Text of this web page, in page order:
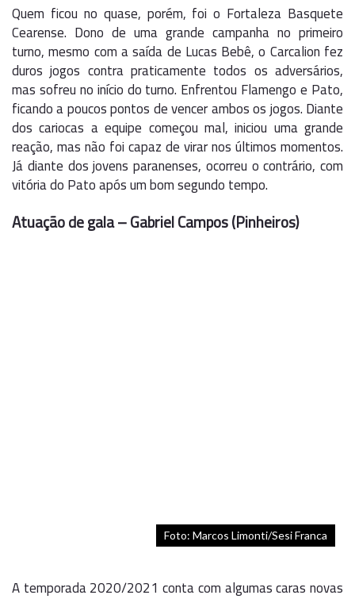
Quem ficou no quase, porém, foi o Fortaleza Basquete
Cearense. Dono de uma grande campanha no primeiro
turno, mesmo com a saída de Lucas Bebê, o Carcalion fez
duros jogos contra praticamente todos os adversários,
mas sofreu no início do turno. Enfrentou Flamengo e Pato,
ficando a poucos pontos de vencer ambos os jogos. Diante
dos cariocas a equipe começou mal, iniciou uma grande
reação, mas não foi capaz de virar nos últimos momentos.
Já diante dos jovens paranenses, ocorreu o contrário, com
vitória do Pato após um bom segundo tempo.
Atuação de gala – Gabriel Campos (Pinheiros)
Foto: Marcos Limonti/Sesi Franca
A temporada 2020/2021 conta com algumas caras novas